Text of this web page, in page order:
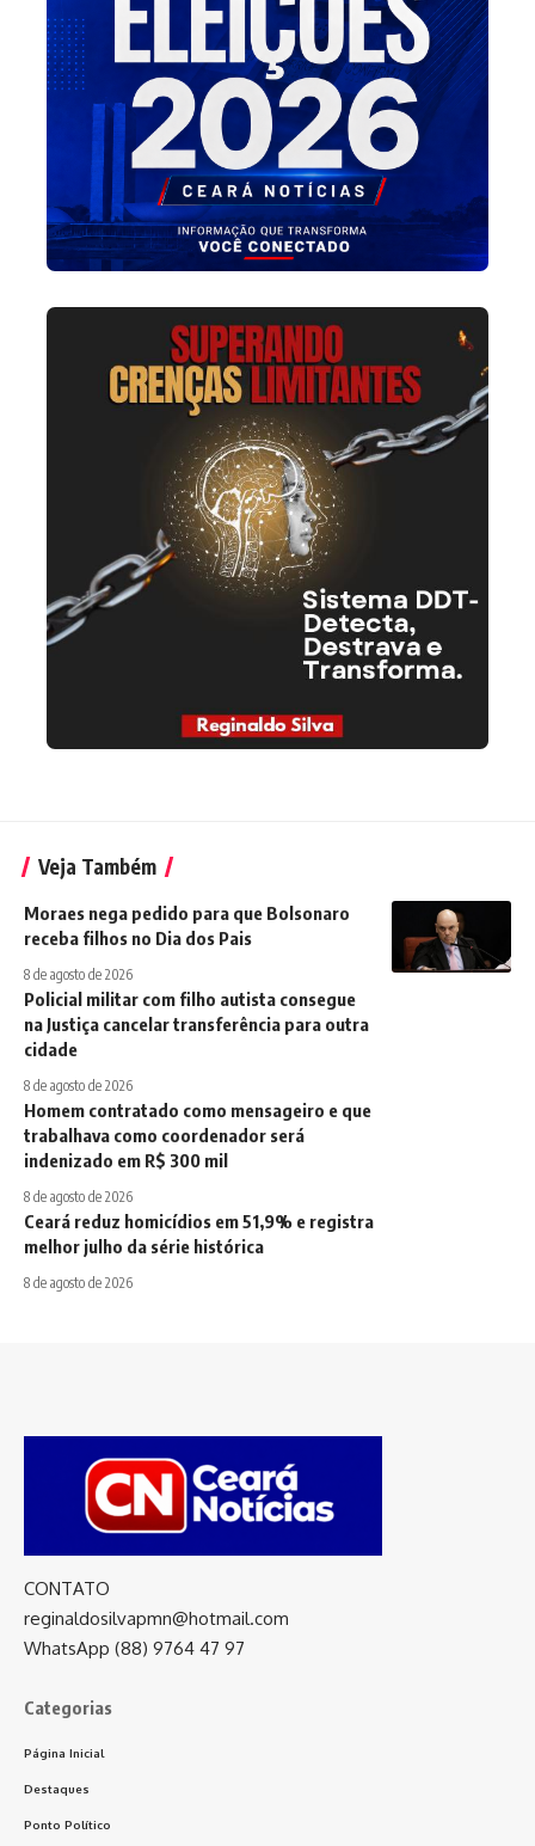
Veja Também
Moraes nega pedido para que Bolsonaro
receba filhos no Dia dos Pais
8 de agosto de 2026
Policial militar com filho autista consegue
na Justiça cancelar transferência para outra
cidade
8 de agosto de 2026
Homem contratado como mensageiro e que
trabalhava como coordenador será
indenizado em R$ 300 mil
8 de agosto de 2026
Ceará reduz homicídios em 51,9% e registra
melhor julho da série histórica
8 de agosto de 2026
CONTATO
reginaldosilvapmn@hotmail.com
WhatsApp (88) 9764 47 97
Categorias
Página Inicial
Destaques
Ponto Político